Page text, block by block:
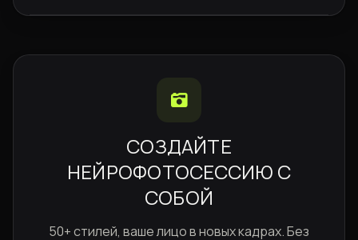
СОЗДАЙТЕ
НЕЙРОФОТОСЕССИЮ С
СОБОЙ
50+ стилей, ваше лицо в новых кадрах. Без